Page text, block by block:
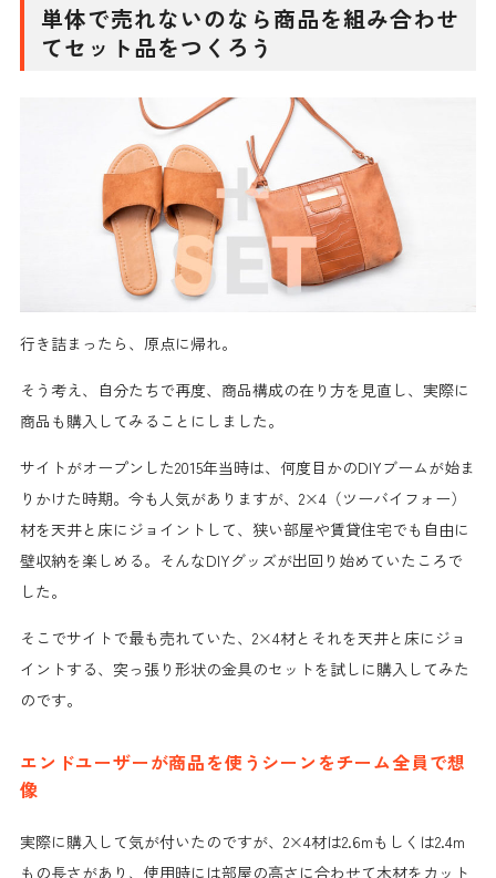
単体で売れないのなら商品を組み合わせ
てセット品をつくろう
行き詰まったら、原点に帰れ。
そう考え、自分たちで再度、 商品構成の在り方を見直し、 実際に
商品も購入 してみることにしました。
サイトがオープンした2015年当時は、何度目かのDIYブームが始ま
りかけた時期。今も人気がありますが、2×4（ツーバイフォー）
材を天井と床にジョイントして、狭い部屋や賃貸住宅でも自由に
壁収納を楽しめる。そんなDIYグッズが出回り始めていたころで
した。
そこでサイトで最も売れていた、2×4材とそれを天井と床にジョ
イントする、突っ張り形状の金具のセットを試しに購入してみた
のです。
エンドユーザーが商品を使うシーンをチーム全員で想
像
実際に購入して気が付いた のですが、2×4材は2.6mもしくは2.4m
もの長さがあり、使用時には部屋の高さに合わせて木材をカット